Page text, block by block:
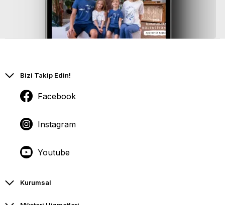
Bizi Takip Edin!
Facebook
Instagram
Youtube
Kurumsal